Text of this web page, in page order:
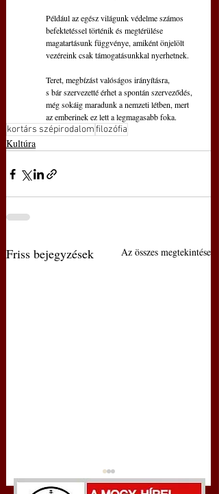
Például az egész világunk védelme számos
befektetéssel történik és megtérülése
magatartásunk függvénye, amiként önjelölt
vezéreink csak támogatásunkkal nyerhetnek.
Teret, megbízást valóságos irányításra,
s bár szervezetté érhet a spontán szerveződés,
még sokáig maradunk a nemzeti létben, mert
az emberinek ez lett a legmagasabb foka.
kortárs szépirodalomfilozófia
Kultúra
Friss bejegyzések Az összes megtekintése